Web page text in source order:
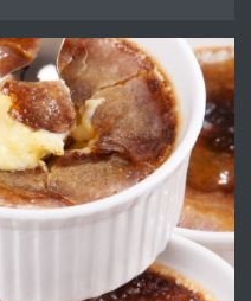
преди 1 година
работници
преди 1 година
"По стъпките на Ангел